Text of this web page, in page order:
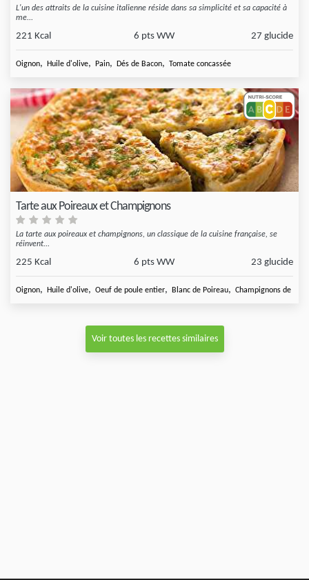
L'un des attraits de la cuisine italienne réside dans sa simplicité et sa capacité à
me...
221 Kcal 6 pts WW 27 glucide
Oignon, Huile d'olive, Pain, Dés de Bacon, Tomate concassée
Tarte aux Poireaux et Champignons
La tarte aux poireaux et champignons, un classique de la cuisine française, se
réinvent...
225 Kcal 6 pts WW 23 glucide
Oignon, Huile d'olive, Oeuf de poule entier, Blanc de Poireau, Champignons de
Voir toutes les recettes similaires